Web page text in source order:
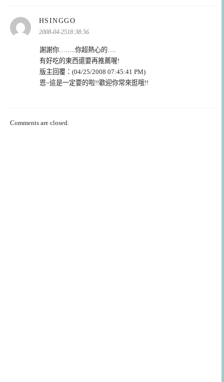
HSINGGO
示:
2008-04-2518:38:56
謝謝你……..你超熱心的….
有好吃的東西還要再推薦喔!
版主回覆：(04/25/2008 07:45:41 PM)
恩~這是一定要的啦!!歡迎你常來逛哦!!
Comments are closed.